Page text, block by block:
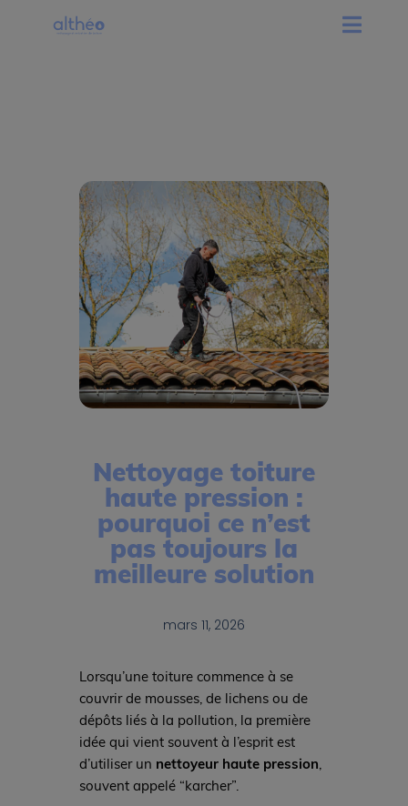
Nettoyage toiture
haute pression :
pourquoi ce n’est
pas toujours la
meilleure solution
mars 11, 2026
Lorsqu’une toiture commence à se
couvrir de mousses, de lichens ou de
dépôts liés à la pollution, la première
idée qui vient souvent à l’esprit est
d’utiliser un nettoyeur haute pression
souvent appelé “karcher”.